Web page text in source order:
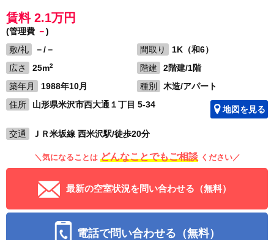
賃料 2.1万円
(管理費 －)
敷/礼
－/－ 間取り
1K（和6）
広さ
25m2 階建
2階建/1階
築年月
1988年10月 種別
木造/アパート
住所
山形県米沢市西大通１丁目 5-34 地図を見る
交通 ＪＲ米坂線 西米沢駅/徒歩20分
＼気になることは どんなことでもご相談 ください／
最新の空室状況を問い合わせる（無料）
電話で問い合わせる（無料）